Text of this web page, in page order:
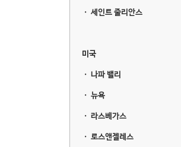
ㆍ 세인트 줄리안스
미국
ㆍ 나파 밸리
ㆍ 뉴욕
ㆍ 라스베가스
ㆍ 로스앤젤레스